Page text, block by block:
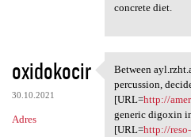
concrete diet.
oxidokocir
30.10.2021
Adres
Between
Between
percussion,
[URL=http://
generic digoxin
[URL=http://